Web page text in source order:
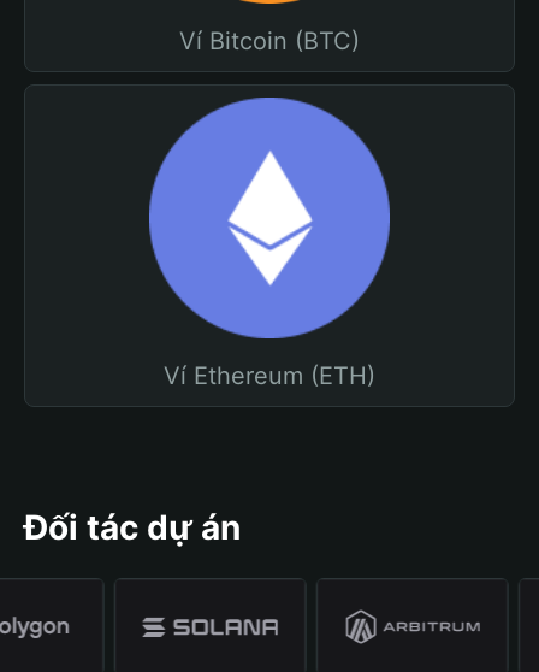
Ví Bitcoin (BTC)
Ví Ethereum (ETH)
Đối tác dự án